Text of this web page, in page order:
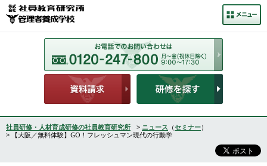
社員研修・人材育成研修の社員教育研究所 > ニュース （セミナー）
> 【大阪／無料体験】GO！フレッシュマン現代の行動学